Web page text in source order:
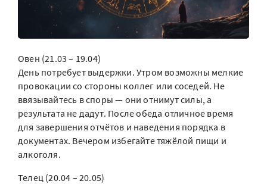
Овен (21.03 – 19.04)
День потребует выдержки. Утром возможны мелкие
провокации со стороны коллег или соседей. Не
ввязывайтесь в споры — они отнимут силы, а
результата не дадут. После обеда отличное время
для завершения отчётов и наведения порядка в
документах. Вечером избегайте тяжёлой пищи и
алкоголя.
Телец (20.04 – 20.05)